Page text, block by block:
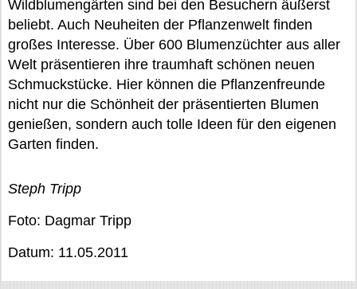
Wildblumengärten sind bei den Besuchern äußerst
beliebt. Auch Neuheiten der Pflanzenwelt finden
großes Interesse. Über 600 Blumenzüchter aus aller
Welt präsentieren ihre traumhaft schönen neuen
Schmuckstücke. Hier können die Pflanzenfreunde
nicht nur die Schönheit der präsentierten Blumen
genießen, sondern auch tolle Ideen für den eigenen
Garten finden.
Steph Tripp
Foto: Dagmar Tripp
Datum: 11.05.2011